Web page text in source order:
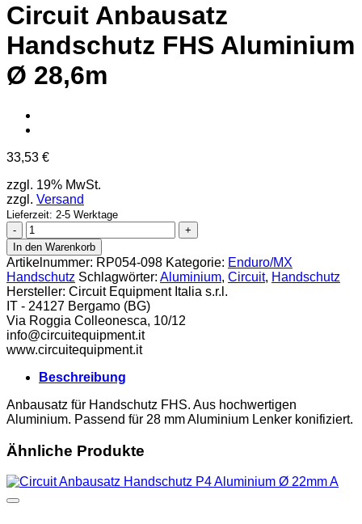
Circuit Anbausatz
Handschutz FHS Aluminium
Ø 28,6m
33,53 €
zzgl. 19% MwSt.
zzgl. Versand
Lieferzeit: 2-5 Werktage
Circuit
Anbausatz
Handschutz
FHS
Aluminium
Ø
28,6m
Menge
In den Warenkorb
Artikelnummer: RP054-098 Kategorie: Enduro/MX
Handschutz Schlagwörter: Aluminium, Circuit, Handschutz
Hersteller: Circuit Equipment Italia s.r.l.
IT - 24127 Bergamo (BG)
Via Roggia Colleonesca, 10/12
info@circuitequipment.it
www.circuitequipment.it
Beschreibung
Anbausatz für Handschutz FHS. Aus hochwertigen
Aluminium. Passend für 28 mm Aluminium Lenker konifiziert.
Ähnliche Produkte